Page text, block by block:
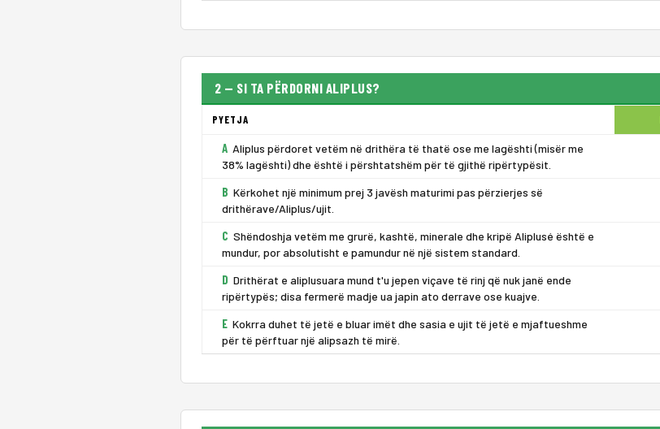
2 — SI TA PËRDORNI ALIPLUS?
PYETJA
A Aliplus përdoret vetëm në drithëra të thatë ose me lagështi (misër me
38% lagështi) dhe është i përshtatshëm për të gjithë ripërtypësit.
B Kërkohet një minimum prej 3 javësh maturimi pas përzierjes së
drithërave/Aliplus/ujit.
C Shëndoshja vetëm me grurë, kashtë, minerale dhe kripë Aliplusé është e
mundur, por absolutisht e pamundur në një sistem standard.
D Drithërat e aliplusuara mund t'u jepen viçave të rinj që nuk janë ende
ripërtypës; disa fermerë madje ua japin ato derrave ose kuajve.
E Kokrra duhet të jetë e bluar imët dhe sasia e ujit të jetë e mjaftueshme
për të përftuar një alipsazh të mirë.